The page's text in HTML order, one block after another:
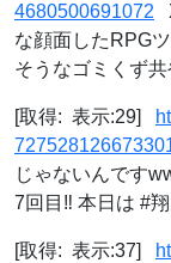
4680500691072
な顔面したRPG
そうなゴミくず
[取得: 表示:29]
じゃないんです
7回目‼︎ 本日は #
[取得: 表示:37]